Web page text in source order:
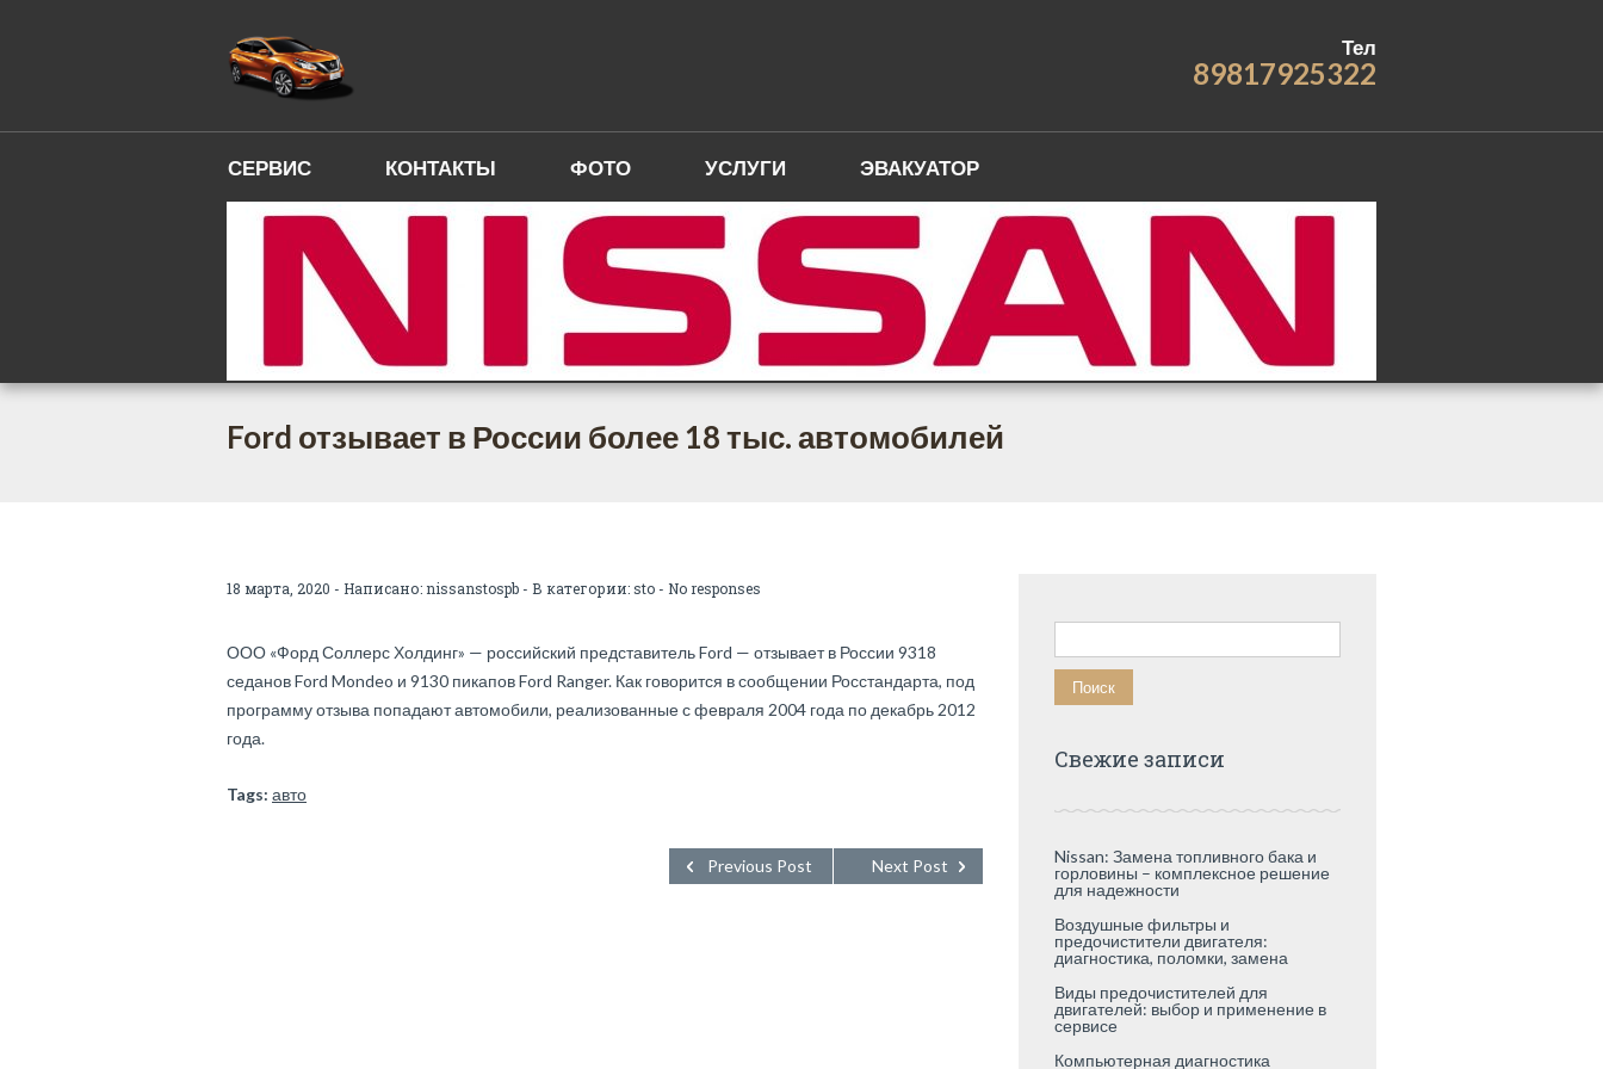
Тел
89817925322
СЕРВИС КОНТАКТЫ ФОТО УСЛУГИ ЭВАКУАТОР
Ford отзывает в России более 18 тыс. автомобилей
18 марта, 2020 - Написано: nissanstospb - В категории:sto - No responses
ООО «Форд Соллерс Холдинг» — российский представитель Ford — отзывает в России 9318
седанов Ford Mondeo и 9130 пикапов Ford Ranger. Как говорится в сообщении Росстандарта, под
программу отзыва попадают автомобили, реализованные с февраля 2004 года по декабрь 2012
года.
Tags: авто
Next Post
Previous Post
Найти:
Свежие записи
Nissan: Замена топливного бака и
горловины – комплексное решение
для надежности
Воздушные фильтры и
предочистители двигателя:
диагностика, поломки, замена
Виды предочистителей для
двигателей: выбор и применение в
сервисе
Компьютерная диагностика